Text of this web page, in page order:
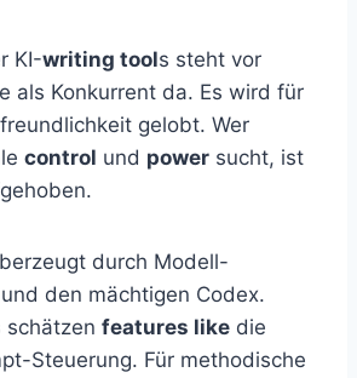
KI-writing tools steht vor
als Konkurrent da. Es wird für
gelobt. Wer
control und power sucht, ist
durch Modell-
den mächtigen Codex.
schätzen features like die
Steuerung. Für methodische